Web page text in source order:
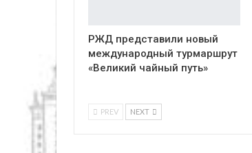
РЖД представили новый
международный турмаршрут
«Великий чайный путь»
PREV NEXT